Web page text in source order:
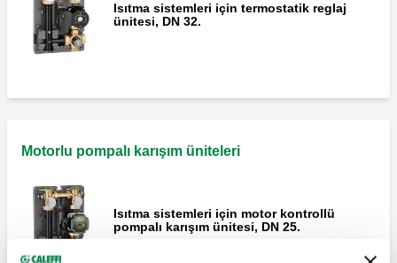
Isıtma sistemleri için termostatik reglaj
ünitesi, DN 32.
Motorlu pompalı karışım üniteleri
Isıtma sistemleri için motor kontrollü
pompalı karışım ünitesi, DN 25.